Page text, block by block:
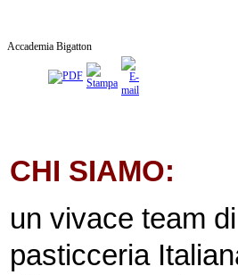
Accademia Bigatton
CHI SIAMO:
un vivace team
pasticceria